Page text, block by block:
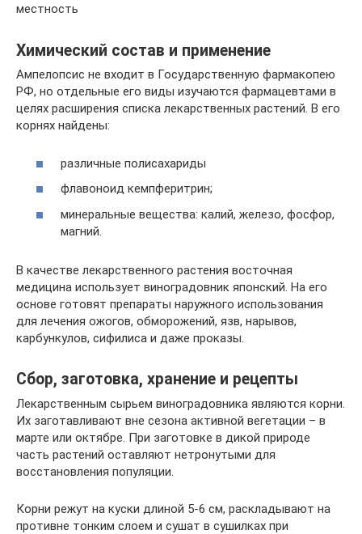
местность
Химический состав и применение
Ампелопсис не входит в Государственную фармакопею
РФ, но отдельные его виды изучаются фармацевтами в
целях расширения списка лекарственных растений. В его
корнях найдены:
различные полисахариды
флавоноид кемпферитрин;
минеральные вещества: калий, железо, фосфор,
магний.
В качестве лекарственного растения восточная
медицина использует виноградовник японский. На его
основе готовят препараты наружного использования
для лечения ожогов, обморожений, язв, нарывов,
карбункулов, сифилиса и даже проказы.
Сбор, заготовка, хранение и рецепты
Лекарственным сырьем виноградовника являются корни.
Их заготавливают вне сезона активной вегетации – в
марте или октябре. При заготовке в дикой природе
часть растений оставляют нетронутыми для
восстановления популяции.
Корни режут на куски длиной 5-6 см, раскладывают на
противне тонким слоем и сушат в сушилках при